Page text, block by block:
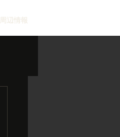
周辺情報